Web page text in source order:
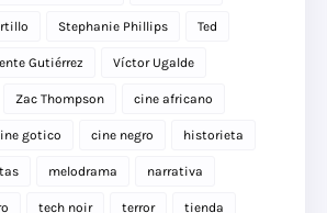
Stephanie Phillips Ted
Gutiérrez Víctor Ugalde
Zac Thompson cine africano
gotico cine negro historieta
melodrama narrativa
tech noir terror tienda